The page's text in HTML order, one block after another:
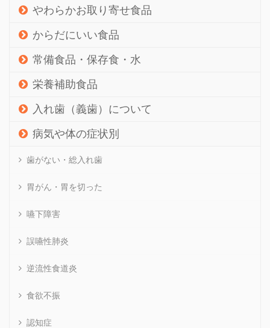
やわらかお取り寄せ食品
からだにいい食品
常備食品・保存食・水
栄養補助食品
入れ歯（義歯）について
病気や体の症状別
歯がない・総入れ歯
胃がん・胃を切った
嚥下障害
誤嚥性肺炎
逆流性食道炎
食欲不振
認知症